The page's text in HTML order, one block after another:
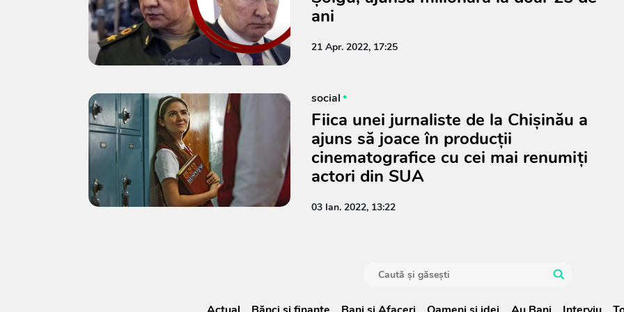
ani
21 Apr. 2022, 17:25
social
Fiica unei jurnaliste de la Chișinău a
ajuns să joace în producții
cinematografice cu cei mai renumiți
actori din SUA
03 Ian. 2022, 13:22